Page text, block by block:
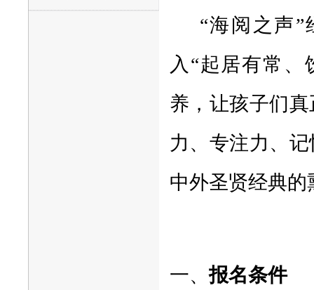
“海阅之声
入“起居有常
养，让孩子们
力、专注力、
中外圣贤经典
一、报名条件